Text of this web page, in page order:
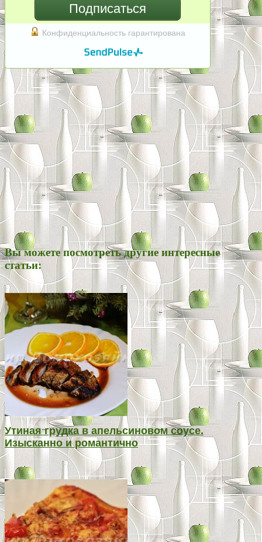
Подписаться
Конфиденциальность гарантирована
Вы можете посмотреть другие интересные
статьи:
Утиная грудка в апельсиновом соусе.
Изысканно и романтично